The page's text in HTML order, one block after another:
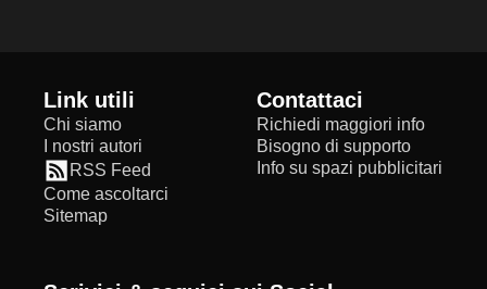
Link utili
Chi siamo
I nostri autori
RSS Feed
Come ascoltarci
Sitemap
Contattaci
Richiedi maggiori info
Bisogno di supporto
Info su spazi pubblicitari